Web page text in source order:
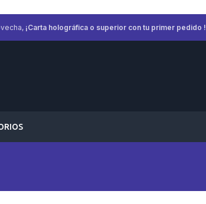
¡Carta holográfica o superior con tu primer pedido !